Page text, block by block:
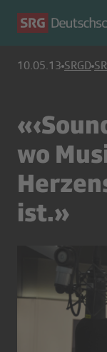
10.05.13 SRGD
wo
ist.»